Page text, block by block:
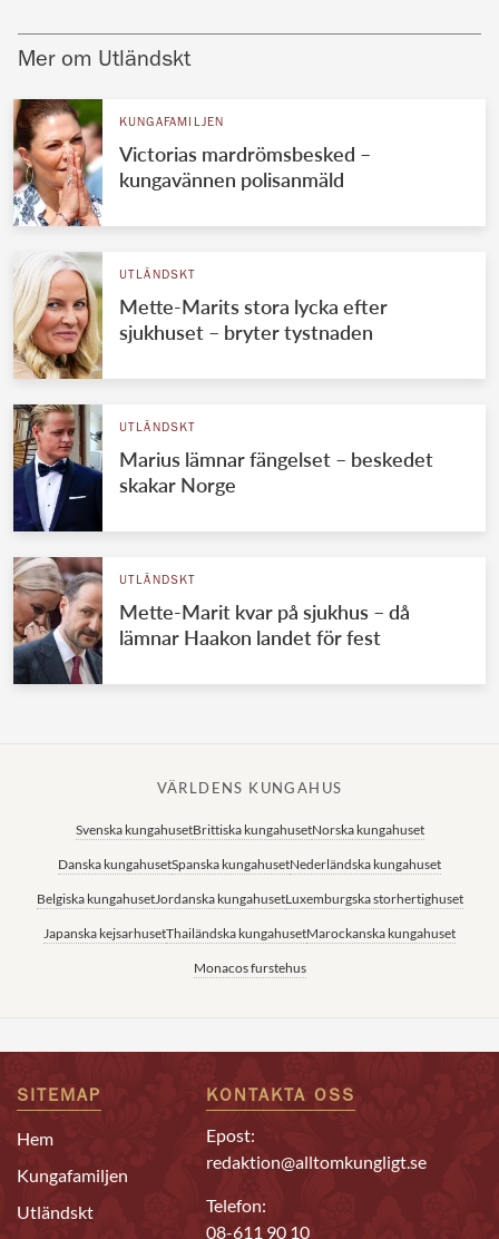
Mer om Utländskt
KUNGAFAMILJEN
Victorias mardrömsbesked –
kungavännen polisanmäld
UTLÄNDSKT
Mette-Marits stora lycka efter
sjukhuset – bryter tystnaden
UTLÄNDSKT
Marius lämnar fängelset – beskedet
skakar Norge
UTLÄNDSKT
Mette-Marit kvar på sjukhus – då
lämnar Haakon landet för fest
VÄRLDENS KUNGAHUS
Svenska kungahusetBrittiska kungahusetNorska kungahuset
Danska kungahusetSpanska kungahusetNederländska kungahuset
Belgiska kungahusetJordanska kungahusetLuxemburgska storhertighuset
Japanska kejsarhusetThailändska kungahusetMarockanska kungahuset
Monacos furstehus
SITEMAP
Hem
Kungafamiljen
Utländskt
KONTAKTA OSS
Epost:
redaktion@alltomkungligt.se
Telefon:
08-611 90 10